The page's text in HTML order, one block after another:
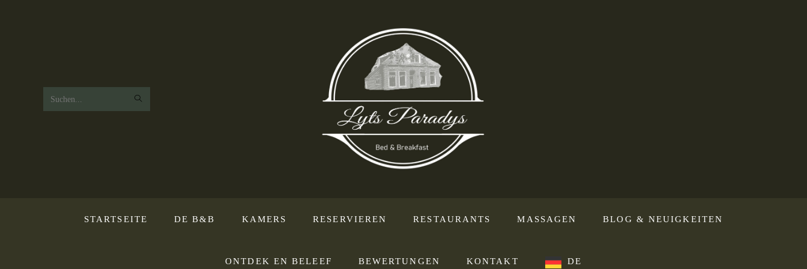
Zoek
STARTSEITE DE B&B KAMERS RESERVIEREN RESTAURANTS MASSAGEN BLOG & NEUIGKEITEN
ONTDEK EN BELEEF BEWERTUNGEN KONTAKT DE